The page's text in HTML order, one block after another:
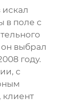
в поле с
выбрал
году.
с
клиент